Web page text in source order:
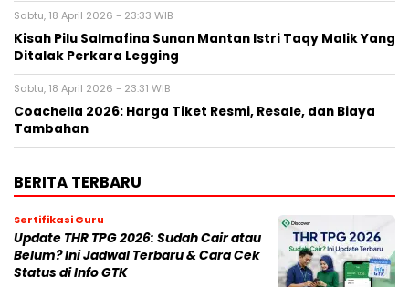
Sabtu, 18 April 2026 - 23:33 WIB
Kisah Pilu Salmafina Sunan Mantan Istri Taqy Malik Yang
Ditalak Perkara Legging
Sabtu, 18 April 2026 - 23:31 WIB
Coachella 2026: Harga Tiket Resmi, Resale, dan Biaya
Tambahan
BERITA TERBARU
Sertifikasi Guru
Update THR TPG 2026: Sudah Cair atau
Belum? Ini Jadwal Terbaru & Cara Cek
Status di Info GTK